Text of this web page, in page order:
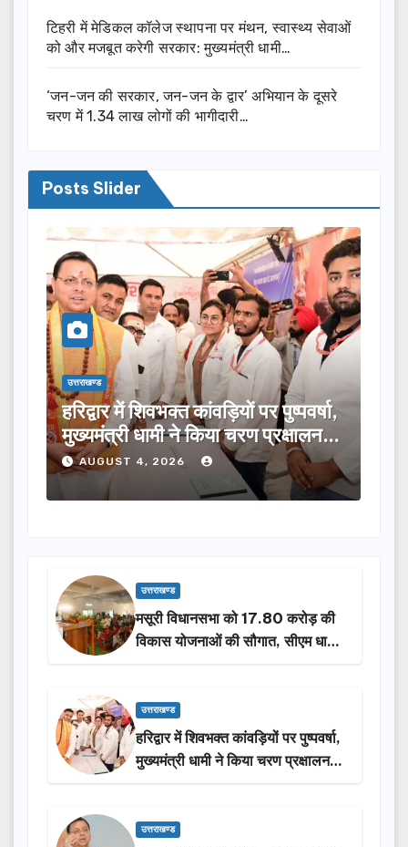
टिहरी में मेडिकल कॉलेज स्थापना पर मंथन, स्वास्थ्य सेवाओं
को और मजबूत करेगी सरकार: मुख्यमंत्री धामी…
‘जन-जन की सरकार, जन-जन के द्वार’ अभियान के दूसरे
चरण में 1.34 लाख लोगों की भागीदारी…
Posts Slider
पर पुष्पवर्षा,
चरण प्रक्षालन…
उत्तराखण्ड
मुख्यमंत्री ने विभिन्न विकास
लिए ₹5 करोड़ की वित्तीय
AUGUST 4, 2026
उत्तराखण्ड
मसूरी विधानसभा को 17.80 करोड़ की
विकास योजनाओं की सौगात, सीएम धामी
ने किया लोकार्पण-शिलान्यास.
उत्तराखण्ड
हरिद्वार में शिवभक्त कांवड़ियों पर पुष्पवर्षा,
मुख्यमंत्री धामी ने किया चरण प्रक्षालन…
उत्तराखण्ड